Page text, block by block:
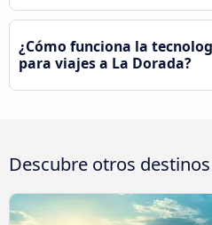
¿Cómo funciona la
para viajes a La Dorada?
Descubre otros